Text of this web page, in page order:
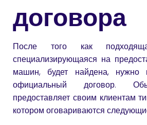
договора
После того как
специализирующаяся на
машин, будет найдена, нужно
официальный договор.
предоставляет своим клиентам
котором оговариваются